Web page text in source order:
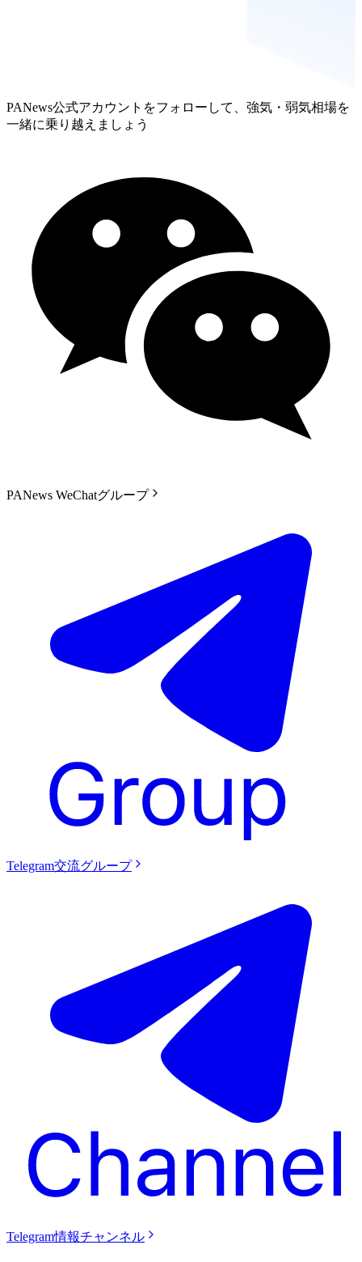
PANews公式アカウントをフォローして、強気・弱気相場を
一緒に乗り越えましょう
PANews WeChatグループ
Telegram交流グループ
Telegram情報チャンネル